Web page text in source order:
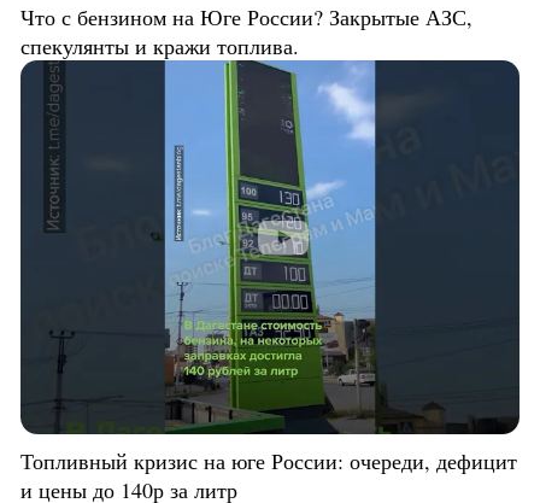
Что с бензином на Юге России? Закрытые АЗС,
спекулянты и кражи топлива.
Топливный кризис на юге России: очереди, дефицит
и цены до 140р за литр